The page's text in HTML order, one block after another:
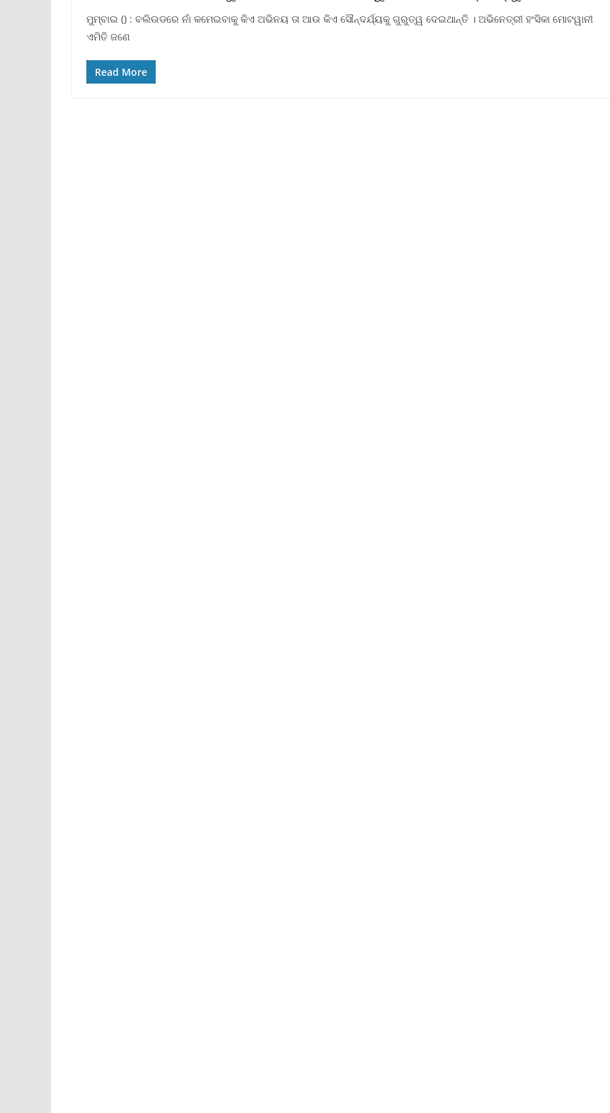
ମୁମ୍ବାଇ () : ବଲିଉଡରେ ନାଁ କମେଇବାକୁ କିଏ ଅଭିନୟ ତା ଆଉ କିଏ ସୌନ୍ଦର୍ଯ୍ୟକୁ ଗୁରୁତ୍ୱ ଦେଇଥାନ୍ତି । ଅଭିନେତ୍ରୀ ହଂସିକା ମୋଟୱାନୀ
ଏମିତି ଜଣେ
Read More